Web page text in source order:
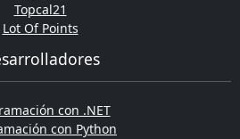
Topcal21
Lot Of Points
con .NET
con Python